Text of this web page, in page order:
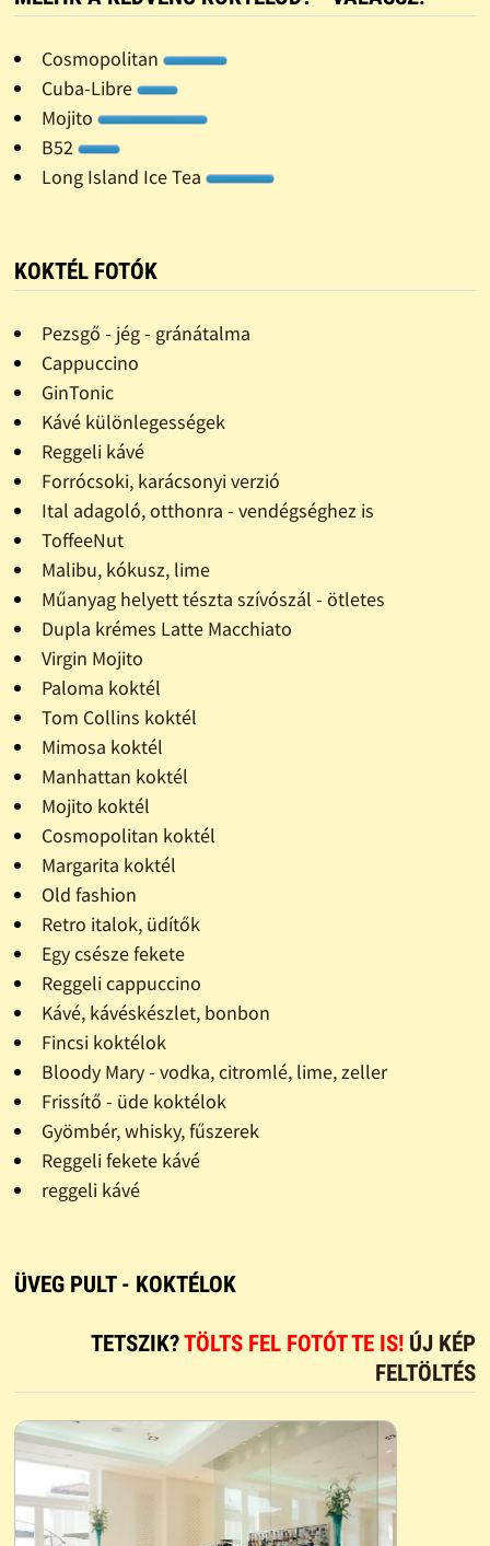
Cosmopolitan
Cuba-Libre
Mojito
B52
Long Island Ice Tea
KOKTÉL FOTÓK
Pezsgő - jég - gránátalma
Cappuccino
GinTonic
Kávé különlegességek
Reggeli kávé
Forrócsoki, karácsonyi verzió
Ital adagoló, otthonra - vendégséghez is
ToffeeNut
Malibu, kókusz, lime
Műanyag helyett tészta szívószál - ötletes
Dupla krémes Latte Macchiato
Virgin Mojito
Paloma koktél
Tom Collins koktél
Mimosa koktél
Manhattan koktél
Mojito koktél
Cosmopolitan koktél
Margarita koktél
Old fashion
Retro italok, üdítők
Egy csésze fekete
Reggeli cappuccino
Kávé, kávéskészlet, bonbon
Fincsi koktélok
Bloody Mary - vodka, citromlé, lime, zeller
Frissítő - üde koktélok
Gyömbér, whisky, fűszerek
Reggeli fekete kávé
reggeli kávé
ÜVEG PULT - KOKTÉLOK
TETSZIK?TÖLTS FEL FOTÓT TE IS! ÚJ KÉP
FELTÖLTÉS